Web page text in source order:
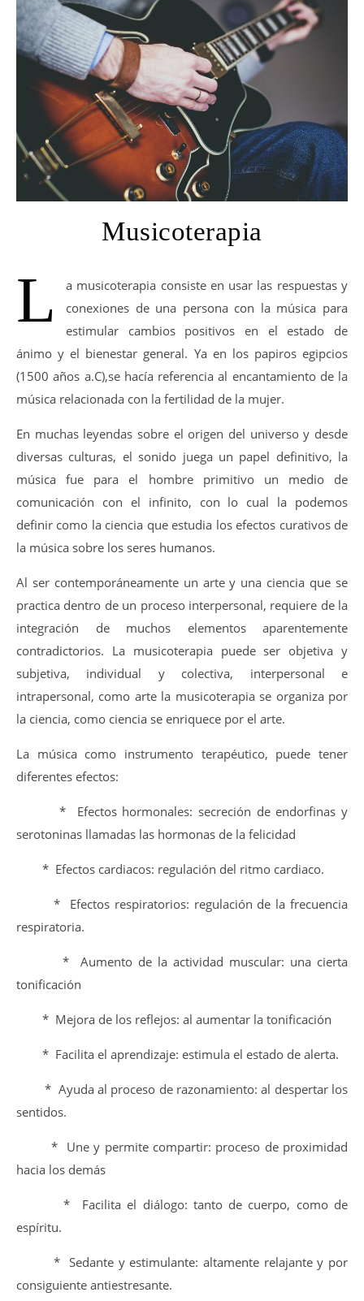
Musicoterapia
L
a musicoterapia consiste en usar las respuestas y
conexiones de una persona con la música para
estimular cambios positivos en el estado de
ánimo y el bienestar general. Ya en los papiros egipcios
(1500 años a.C),se hacía referencia al encantamiento de la
música relacionada con la fertilidad de la mujer.
En muchas leyendas sobre el origen del universo y desde
diversas culturas, el sonido juega un papel definitivo, la
música fue para el hombre primitivo un medio de
comunicación con el infinito, con lo cual la podemos
definir como la ciencia que estudia los efectos curativos de
la música sobre los seres humanos.
Al ser contemporáneamente un arte y una ciencia que se
practica dentro de un proceso interpersonal, requiere de la
integración de muchos elementos aparentemente
contradictorios. La musicoterapia puede ser objetiva y
subjetiva, individual y colectiva, interpersonal e
intrapersonal, como arte la musicoterapia se organiza por
la ciencia, como ciencia se enriquece por el arte.
La música como instrumento terapéutico, puede tener
diferentes efectos:
* Efectos hormonales: secreción de endorfinas y
serotoninas llamadas las hormonas de la felicidad
* Efectos cardiacos: regulación del ritmo cardiaco.
* Efectos respiratorios: regulación de la frecuencia
respiratoria.
* Aumento de la actividad muscular: una cierta
tonificación
* Mejora de los reflejos: al aumentar la tonificación
* Facilita el aprendizaje: estimula el estado de alerta.
* Ayuda al proceso de razonamiento: al despertar los
sentidos.
* Une y permite compartir: proceso de proximidad
hacia los demás
* Facilita el diálogo: tanto de cuerpo, como de
espíritu.
* Sedante y estimulante: altamente relajante y por
consiguiente antiestresante.